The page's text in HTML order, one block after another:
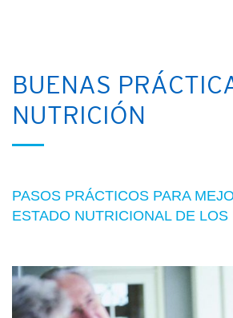
BUENAS
NUTRICIÓN
PASOS PRÁCTICOS PARA
ESTADO NUTRICIONAL DE LOS